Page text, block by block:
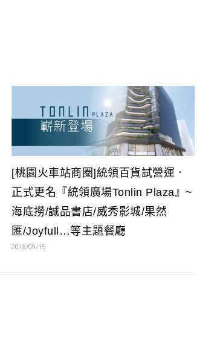
[桃園火車站商圈]統領百貨試營運．
正式更名『統領廣場Tonlin Plaza』~
海底撈/誠品書店/威秀影城/果然
匯/Joyfull…等主題餐廳
2018/09/15